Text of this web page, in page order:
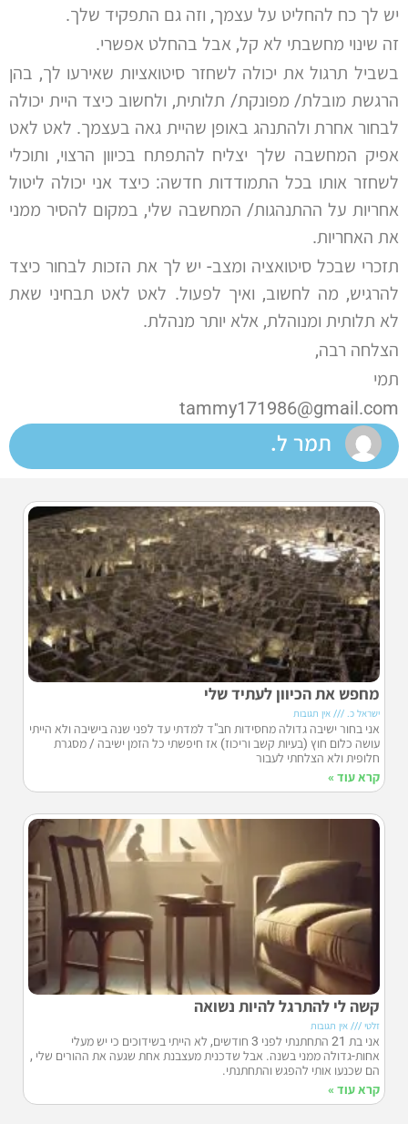
יש לך כח להחליט על עצמך, וזה גם התפקיד שלך.
זה שינוי מחשבתי לא קל, אבל בהחלט אפשרי.
בשביל תרגול את יכולה לשחזר סיטואציות שאירעו לך, בהן
הרגשת מובלת/ מפונקת/ תלותית, ולחשוב כיצד היית יכולה
לבחור אחרת ולהתנהג באופן שהיית גאה בעצמך. לאט לאט
אפיק המחשבה שלך יצליח להתפתח בכיוון הרצוי, ותוכלי
לשחזר אותו בכל התמודדות חדשה: כיצד אני יכולה ליטול
אחריות על ההתנהגות/ המחשבה שלי, במקום להסיר ממני
את האחריות.
תזכרי שבכל סיטואציה ומצב- יש לך את הזכות לבחור כיצד
להרגיש, מה לחשוב, ואיך לפעול. לאט לאט תבחיני שאת
לא תלותית ומנוהלת, אלא יותר מנהלת.
הצלחה רבה,
תמי
tammy171986@gmail.com
תמר ל.
מחפש את הכיוון לעתיד שלי
ישראל כ. אין תגובות
אני בחור ישיבה גדולה מחסידות חב"ד למדתי עד לפני שנה בישיבה ולא הייתי
עושה כלום חוץ (בעיות קשב וריכוז) אז חיפשתי כל הזמן ישיבה / מסגרת
חלופית ולא הצלחתי לעבור
קרא עוד »
קשה לי להתרגל להיות נשואה
זלטי אין תגובות
אני בת 21 התחתנתי לפני 3 חודשים, לא הייתי בשידוכים כי יש מעלי
אחות-גדולה ממני בשנה. אבל שדכנית מעצבנת אחת שגעה את ההורים שלי ,
הם שכנעו אותי להפגש והתחתנתי.
קרא עוד »